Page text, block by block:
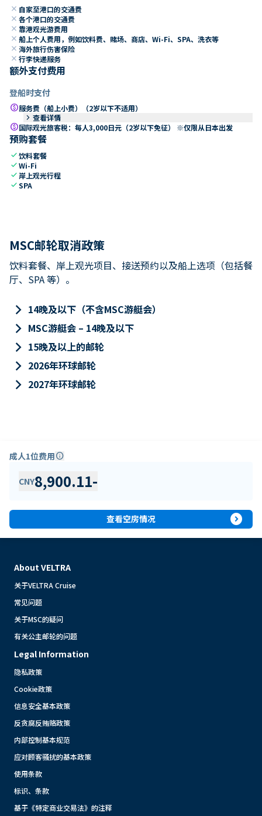
close 自家至港口的交通费
close 各个港口的交通费
close 靠港观光游费用
close 船上个人费用，例如饮料费、赌场、商店、Wi-Fi、SPA、洗衣等
close 海外旅行伤害保险
close 行李快递服务
额外支付费用
登船时支付
paid服务费（船上小费）（2岁以下不适用）
keyboard_arrow_right 查看详情
paid国际观光旅客税：每人3,000日元（2岁以下免征） ※仅限从日本出发
预购套餐
check饮料套餐
checkWi-Fi
check 岸上观光行程
checkSPA
MSC邮轮取消政策
饮料套餐、岸上观光项目、接送预约以及船上选项（包括餐
厅、SPA 等）。
keyboard_arrow_right 14晚及以下（不含MSC游艇会）
keyboard_arrow_right MSC游艇会 – 14晚及以下
keyboard_arrow_right 15晚及以上的邮轮
keyboard_arrow_right 2026年环球邮轮
keyboard_arrow_right 2027年环球邮轮
成人1位费用info
CNY8,900.11-
查看空房情况 expand_circle_right
About VELTRA
关于VELTRA Cruise
常见问题
关于MSC的疑问
有关公主邮轮的问题
Legal Information
隐私政策
Cookie政策
信息安全基本政策
反贪腐反贿赂政策
内部控制基本规范
应对顾客骚扰的基本政策
使用条款
标识、条款
基于《特定商业交易法》的注释